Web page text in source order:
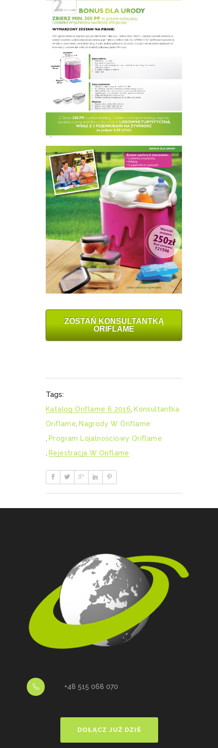
ZOSTAŃ KONSULTANTKĄ
ORIFLAME
Tags:
Katalog Oriflame 6 2016, Konsultantka
Oriflame, Nagrody W Oriflame
, Program Lojalnościowy Oriflame
, Rejestracja W Oriflame
+48 515 068 070
DOŁĄCZ JUŻ DZIŚ